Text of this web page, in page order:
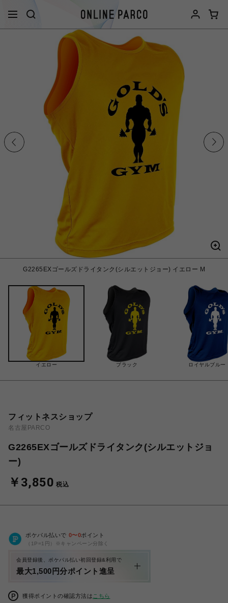
G2265EXゴールズドライタンク(シルエットジョー) イエロー M
イエロー ブラック ロイヤルブルー
フィットネスショップ
名古屋PARCO
G2265EXゴールズドライタンク(シルエットジョ
ー)
￥3,850 税込
ポケパル払いで 0〜0ポイント
（1P=1円）※キャンペーン分除く
会員登録後、ポケパル払い初回登録&利用で
最大1,500円分ポイント進呈
獲得ポイントの確認方法は こちら